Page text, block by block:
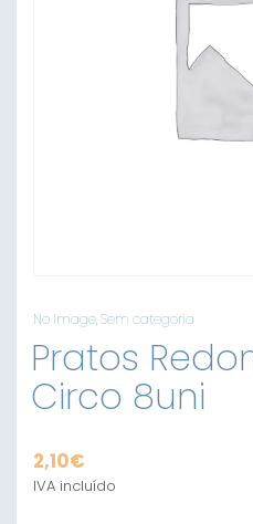
No Image,Sem categoria
Pratos
Circo 8uni
2,10€
IVA incluído